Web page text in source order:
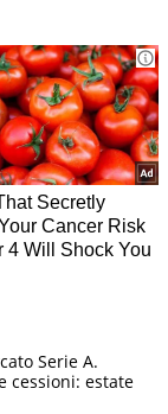
Serie A.
cessioni: estate